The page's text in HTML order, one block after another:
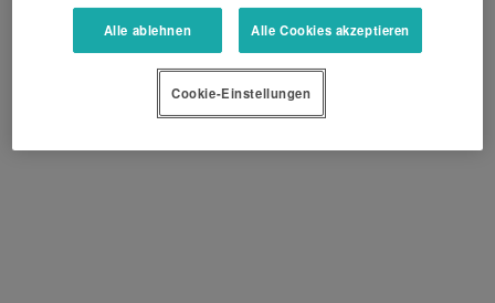
Alle ablehnen Alle Cookies akzeptieren
Cookie-Einstellungen